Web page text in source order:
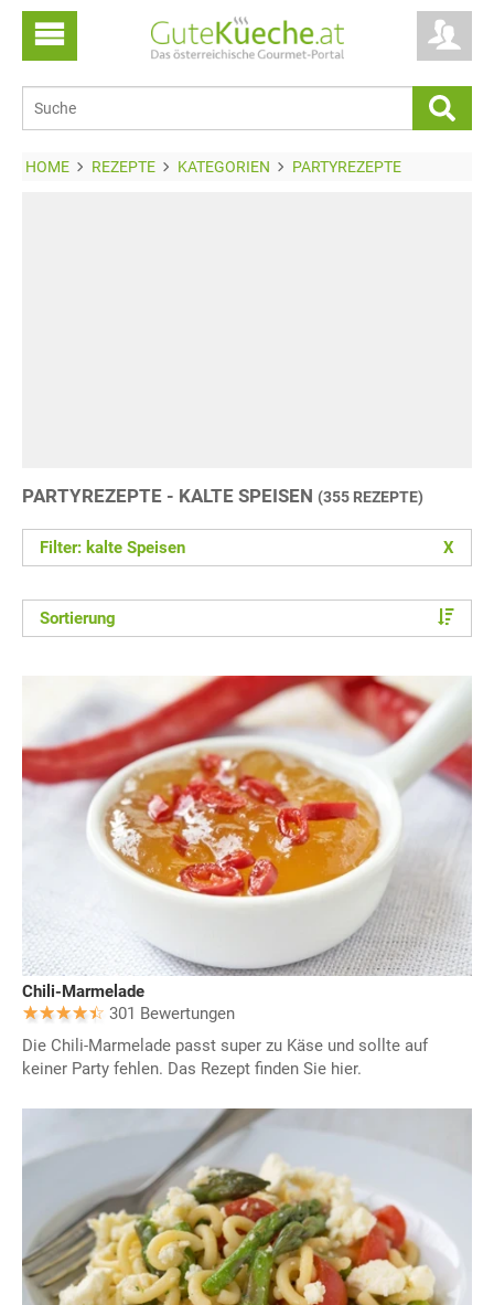
HOME REZEPTE KATEGORIEN PARTYREZEPTE
PARTYREZEPTE - KALTE SPEISEN (355 REZEPTE)
Filter: kalte Speisen X
Sortierung
Chili-Marmelade
301 Bewertungen
Die Chili-Marmelade passt super zu Käse und sollte auf
keiner Party fehlen. Das Rezept finden Sie hier.